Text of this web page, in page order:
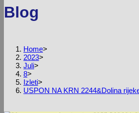
Blog
Home>
2023>
Juli>
8>
Izleti>
USPON NA KRN 2244&Dolina